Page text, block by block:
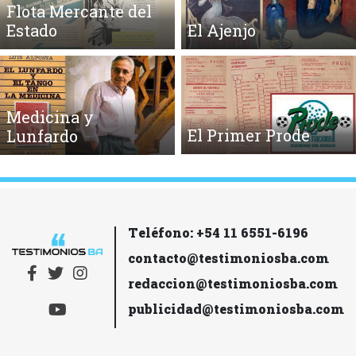
Flota Mercante del
Estado
El Ajenjo
Medicina y
Lunfardo
El Primer Prode
Teléfono: +54 11 6551-6196
contacto@testimoniosba.com
redaccion@testimoniosba.com
publicidad@testimoniosba.com